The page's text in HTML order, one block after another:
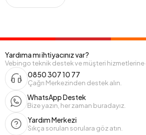
Yardıma mı ihtiyacınız var?
Vebingo teknik destek ve müşteri hizmetlerine
0850 307 10 77
Çağrı Merkezinden destek alın.
WhatsApp Destek
Bize yazın, her zaman buradayız.
Yardım Merkezi
Sıkça sorulan sorulara göz atın.